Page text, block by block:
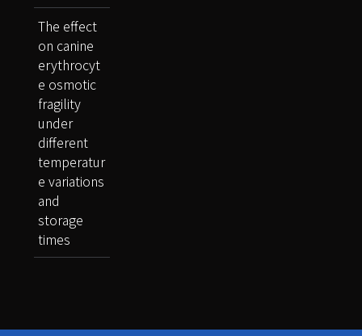
The effect
on canine
erythrocyt
e osmotic
fragility
under
different
temperatur
e variations
and
storage
times